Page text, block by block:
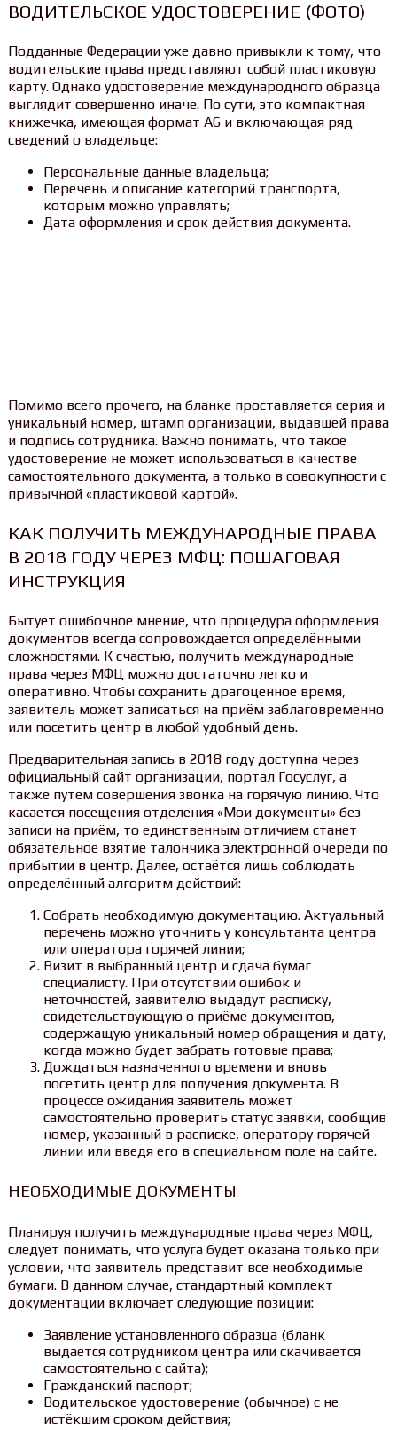
ВОДИТЕЛЬСКОЕ УДОСТОВЕРЕНИЕ (ФОТО)
Подданные Федерации уже давно привыкли к тому, что
водительские права представляют собой пластиковую
карту. Однако удостоверение международного образца
выглядит совершенно иначе. По сути, это компактная
книжечка, имеющая формат A6 и включающая ряд
сведений о владельце:
Персональные данные владельца;
Перечень и описание категорий транспорта,
которым можно управлять;
Дата оформления и срок действия документа.
Помимо всего прочего, на бланке проставляется серия и
уникальный номер, штамп организации, выдавшей права
и подпись сотрудника. Важно понимать, что такое
удостоверение не может использоваться в качестве
самостоятельного документа, а только в совокупности с
привычной «пластиковой картой».
КАК ПОЛУЧИТЬ МЕЖДУНАРОДНЫЕ ПРАВА
В 2018 ГОДУ ЧЕРЕЗ МФЦ: ПОШАГОВАЯ
ИНСТРУКЦИЯ
Бытует ошибочное мнение, что процедура оформления
документов всегда сопровождается определёнными
сложностями. К счастью, получить международные
права через МФЦ можно достаточно легко и
оперативно. Чтобы сохранить драгоценное время,
заявитель может записаться на приём заблаговременно
или посетить центр в любой удобный день.
Предварительная запись в 2018 году доступна через
официальный сайт организации, портал Госуслуг, а
также путём совершения звонка на горячую линию. Что
касается посещения отделения «Мои документы» без
записи на приём, то единственным отличием станет
обязательное взятие талончика электронной очереди по
прибытии в центр. Далее, остаётся лишь соблюдать
определённый алгоритм действий:
Собрать необходимую документацию. Актуальный
перечень можно уточнить у консультанта центра
или оператора горячей линии;
Визит в выбранный центр и сдача бумаг
специалисту. При отсутствии ошибок и
неточностей, заявителю выдадут расписку,
свидетельствующую о приёме документов,
содержащую уникальный номер обращения и дату,
когда можно будет забрать готовые права;
Дождаться назначенного времени и вновь
посетить центр для получения документа. В
процессе ожидания заявитель может
самостоятельно проверить статус заявки, сообщив
номер, указанный в расписке, оператору горячей
линии или введя его в специальном поле на сайте.
НЕОБХОДИМЫЕ ДОКУМЕНТЫ
Планируя получить международные права через МФЦ,
следует понимать, что услуга будет оказана только при
условии, что заявитель представит все необходимые
бумаги. В данном случае, стандартный комплект
документации включает следующие позиции:
Заявление установленного образца (бланк
выдаётся сотрудником центра или скачивается
самостоятельно с сайта);
Гражданский паспорт;
Водительское удостоверение (обычное) с не
истёкшим сроком действия;